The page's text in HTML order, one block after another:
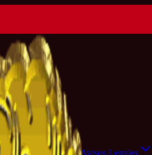
Sala de Prensa Avisos Legales